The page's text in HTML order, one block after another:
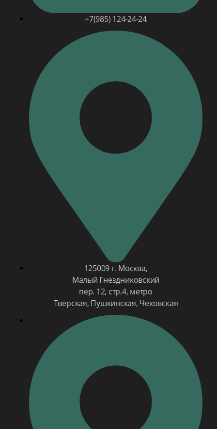
+7(985) 124-24-24
125009 г. Москва,
Малый Гнездниковский
пер. 12, стр.4, метро
Тверская, Пушкинская, Чеховская